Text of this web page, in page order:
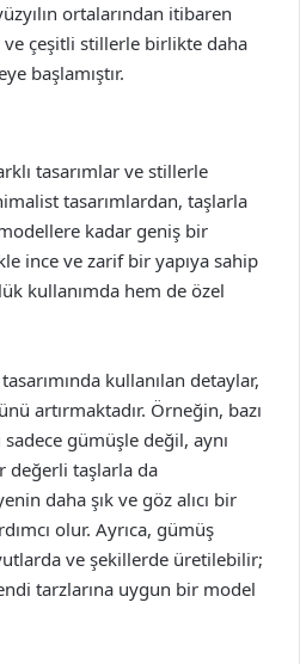
ortalarından itibaren
ve çeşitli stillerle birlikte daha
başlamıştır.
tasarımlar ve stillerle
tasarımlardan, taşlarla
kadar geniş bir
ince ve zarif bir yapıya sahip
kullanımda hem de özel
kullanılan detaylar,
artırmaktadır. Örneğin, bazı
gümüşle değil, aynı
değerli taşlarla da
daha şık ve göz alıcı bir
olur. Ayrıca, gümüş
ve şekillerde üretilebilir;
tarzlarına uygun bir model